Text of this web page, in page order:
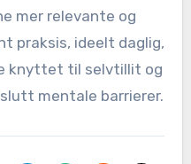
mer relevante og
praksis, ideelt daglig,
knyttet til selvtillit og
mentale barrierer.